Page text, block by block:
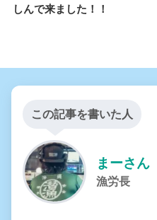
しんで来ました！！
この記事を書いた人
まーさん
漁労長